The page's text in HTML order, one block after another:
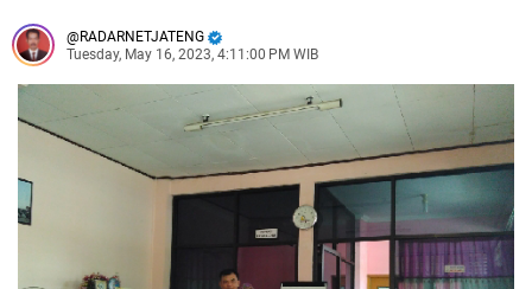
RADARNETJATENG
Tuesday, May 16, 2023, 4:11:00 PM WIB